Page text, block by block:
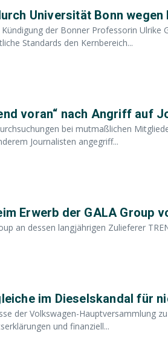
Universität Bonn
der Bonner Professorin Ulrike
Standards den Kernbereich...
voran“ nach Angriff auf
bei mutmaßlichen
Journalisten angegriff...
Erwerb der GALA Group
an dessen langjährigen Zulieferer
im Dieselskandal für
der Volkswagen-Hauptversammlung
und finanziell...